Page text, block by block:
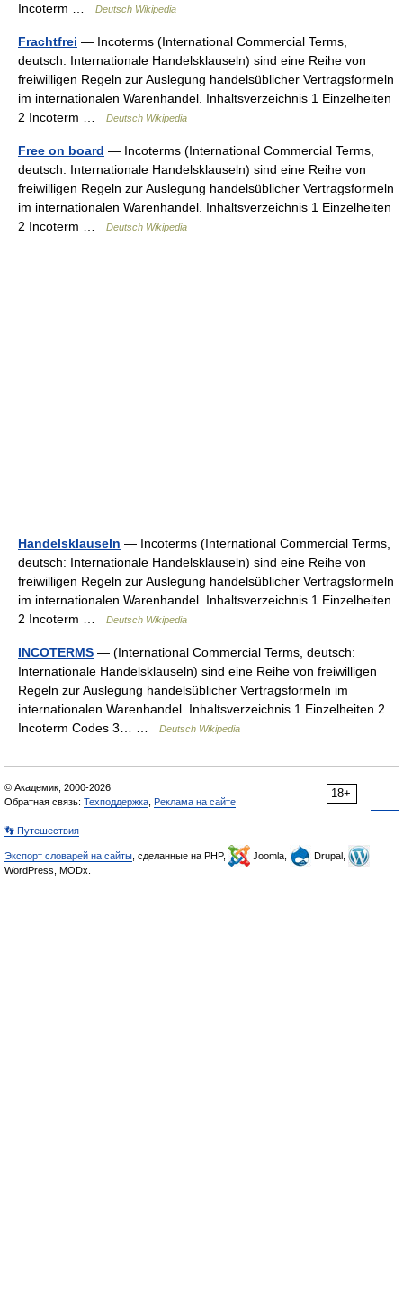
Incoterm …
Deutsch Wikipedia
Frachtfrei — Incoterms (International Commercial Terms,
deutsch: Internationale Handelsklauseln) sind eine Reihe von
freiwilligen Regeln zur Auslegung handelsüblicher Vertragsformeln
im internationalen Warenhandel. Inhaltsverzeichnis 1 Einzelheiten
2 Incoterm …
Deutsch Wikipedia
Free on board — Incoterms (International Commercial Terms,
deutsch: Internationale Handelsklauseln) sind eine Reihe von
freiwilligen Regeln zur Auslegung handelsüblicher Vertragsformeln
im internationalen Warenhandel. Inhaltsverzeichnis 1 Einzelheiten
2 Incoterm …
Deutsch Wikipedia
Handelsklauseln — Incoterms (International Commercial Terms,
deutsch: Internationale Handelsklauseln) sind eine Reihe von
freiwilligen Regeln zur Auslegung handelsüblicher Vertragsformeln
im internationalen Warenhandel. Inhaltsverzeichnis 1 Einzelheiten
2 Incoterm …
Deutsch Wikipedia
INCOTERMS — (International Commercial Terms, deutsch:
Internationale Handelsklauseln) sind eine Reihe von freiwilligen
Regeln zur Auslegung handelsüblicher Vertragsformeln im
internationalen Warenhandel. Inhaltsverzeichnis 1 Einzelheiten 2
Incoterm Codes 3… …
Deutsch Wikipedia
18+
© Академик, 2000-2026
Обратная связь: Техподдержка Реклама на сайте
👣 Путешествия
Экспорт словарей на сайты , сделанные на PHP, Joomla,
Drupal,
WordPress, MODx.